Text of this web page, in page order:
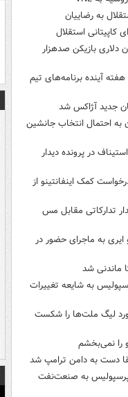
به رضاییان
کاپیتانی استقلال
دلاری بازیکن صدهزار
آینده برنامه‌های تیم
جدید آژاکس شد
به احتمال انتخاب جانشین
در پرونده دیدار
کمک اینفانتینو از
تدارکاتی مقابل مس
به ماجرای حضور در
ماندنی شد
به شایعه تغییرات
لیگ ملت‌ها را شکست
را نمی‌بخشم
بقا دست به دامن ترامپ شد
پرسپولیس به صنعت‌نفت